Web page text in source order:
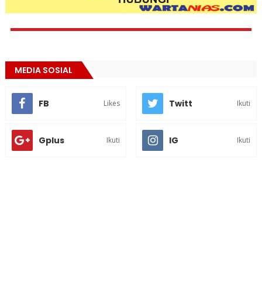
MEDIA SOSIAL
FB Likes Twitt Ikuti
Gplus Ikuti IG Ikuti